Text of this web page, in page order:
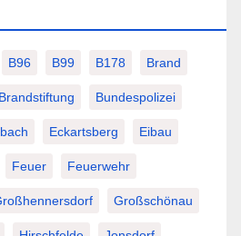
B96 B99 B178 Brand
Brandstiftung Bundespolizei
Eckartsberg Eibau
Feuer Feuerwehr
Großschönau